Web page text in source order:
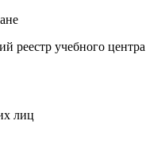
реестр учебного центра
лиц